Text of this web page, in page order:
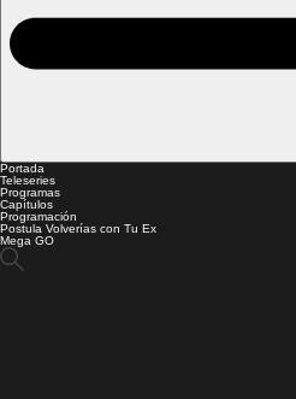
Portada
Teleseries
Programas
Capítulos
Programación
Postula Volverías con Tu Ex
Mega GO